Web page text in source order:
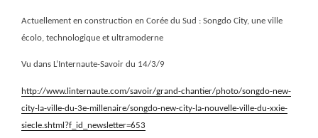
Actuellement en construction en Corée du Sud : Songdo City, une ville
écolo, technologique et ultramoderne
Vu dans L’Internaute-Savoir du 14/3/9
http://www.linternaute.com/savoir/grand-chantier/photo/songdo-new-
city-la-ville-du-3e-millenaire/songdo-new-city-la-nouvelle-ville-du-xxie-
siecle.shtml?f_id_newsletter=653